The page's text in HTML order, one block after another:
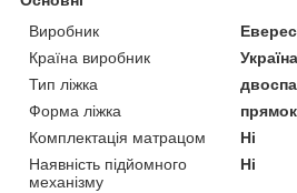
Виробник
Країна виробник
Україна
Тип ліжка
Форма ліжка
Комплектація матрацом
Ні
Наявність підйомного
механізму
Ні